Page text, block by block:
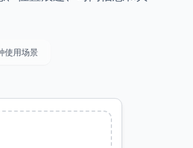
使用场景